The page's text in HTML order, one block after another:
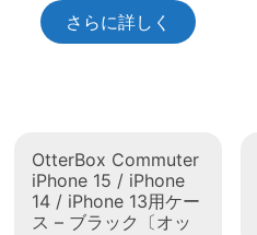
さらに詳しく
OtterBox Commuter
iPhone 15 / iPhone
14 / iPhone 13用ケー
ス – ブラック〔オッ